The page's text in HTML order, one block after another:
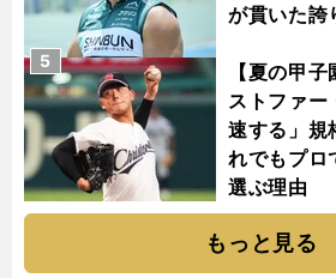
が貫いた誇
【夏の甲
ストファー
速する」規
れでもプロ
選ぶ理由
5
もっと見る